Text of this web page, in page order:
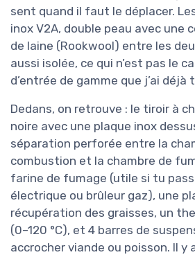
sent quand il faut le déplacer.
inox V2A, double peau avec une
de laine (Rookwool) entre les
aussi isolée, ce qui n’est pas le
d’entrée de gamme que j’ai déjà
Dedans, on retrouve : le tiroir à
noire avec une plaque inox
séparation perforée entre la
combustion et la chambre de
farine de fumage (utile si tu
électrique ou brûleur gaz), une
récupération des graisses, un
(0–120 °C), et 4 barres de
accrocher viande ou poisson. Il y